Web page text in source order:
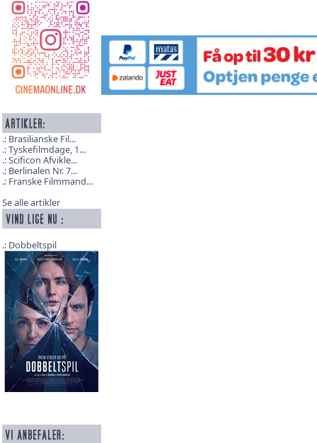
Brasilianske Fil...
Tyskefilmdage, 1...
Scificon Afvikle...
Berlinalen Nr. 7...
Franske Filmmand...
Se alle artikler
Dobbeltspil